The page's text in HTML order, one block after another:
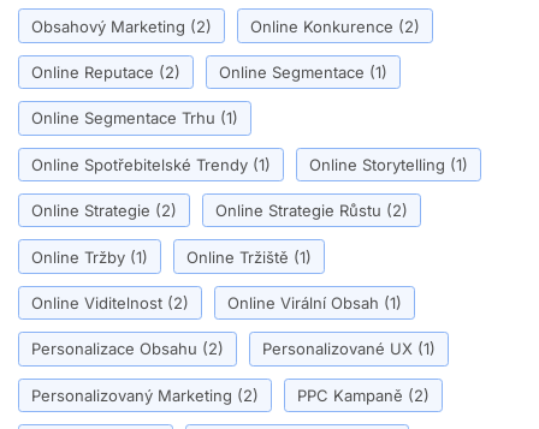
Obsahový Marketing (2) Online Konkurence (2)
Online Reputace (2) Online Segmentace (1)
Online Segmentace Trhu (1)
Online Spotřebitelské Trendy (1) Online Storytelling (1)
Online Strategie (2) Online Strategie Růstu (2)
Online Tržby (1) Online Tržiště (1)
Online Viditelnost (2) Online Virální Obsah (1)
Personalizace Obsahu (2) Personalizované UX (1)
Personalizovaný Marketing (2) PPC Kampaně (2)